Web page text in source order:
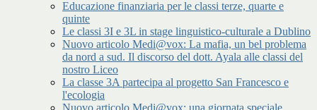
Educazione finanziaria per le classi terze, quarte e
quinte
Le classi 3I e 3L in stage linguistico-culturale a Dublino
Nuovo articolo Medi@vox: La mafia, un bel problema
da nord a sud. Il discorso del dott. Ayala alle classi del
nostro Liceo
La classe 3A partecipa al progetto San Francesco e
l'ecologia